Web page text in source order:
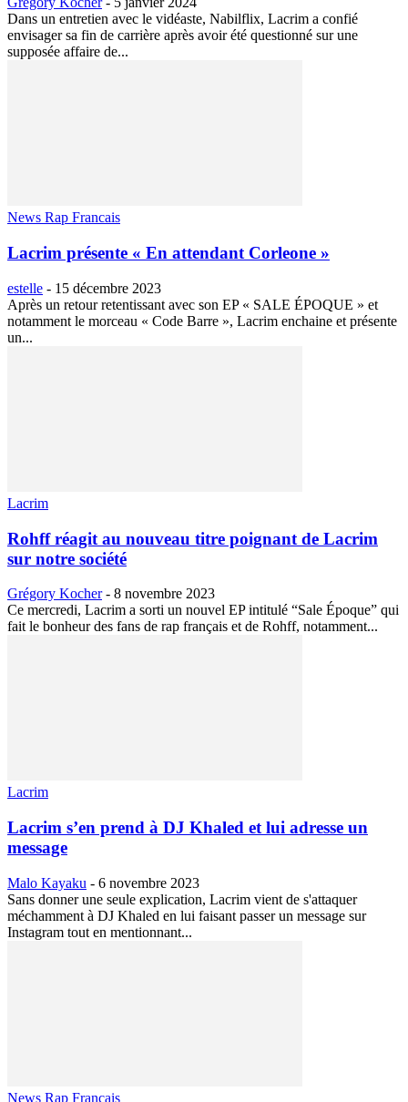
Dans un entretien avec le vidéaste, Nabilflix, Lacrim a confié
envisager sa fin de carrière après avoir été questionné sur une
supposée affaire de...
News Rap Francais
Lacrim présente « En attendant Corleone »
estelle - 15 décembre 2023
Après un retour retentissant avec son EP « SALE ÉPOQUE » et
notamment le morceau « Code Barre », Lacrim enchaine et présente
un...
Lacrim
Rohff réagit au nouveau titre poignant de Lacrim
sur notre société
Grégory Kocher - 8 novembre 2023
Ce mercredi, Lacrim a sorti un nouvel EP intitulé “Sale Époque” qui
fait le bonheur des fans de rap français et de Rohff, notamment...
Lacrim
Lacrim s’en prend à DJ Khaled et lui adresse un
message
Malo Kayaku - 6 novembre 2023
Sans donner une seule explication, Lacrim vient de s'attaquer
méchamment à DJ Khaled en lui faisant passer un message sur
Instagram tout en mentionnant...
News Rap Francais